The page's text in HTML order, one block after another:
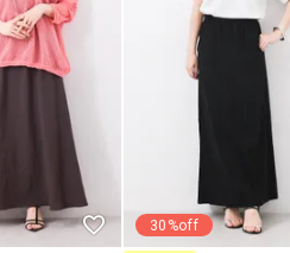
その他スカート
すべて見る
その他スカート
アクセサリー
すべて見る
30%off